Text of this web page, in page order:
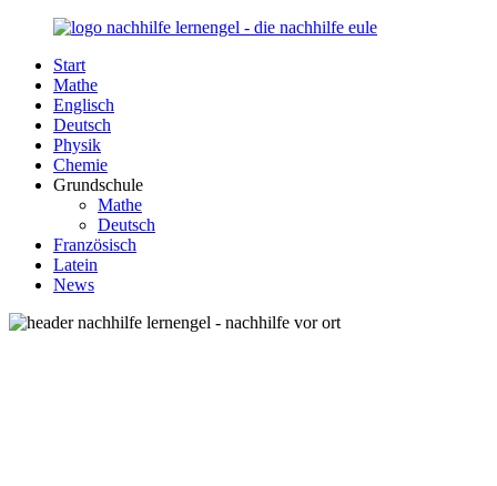
Zurück
Inhalt
Nachhilfe-
Lernengel.de
Unsere
Nachhilfe-
Eule
berät
zum
Damit
Lernen
Spaß
Start
Mathe
Englisch
Deutsch
Physik
Chemie
Grundschule
Mathe
Deutsch
Französisch
Latein
News